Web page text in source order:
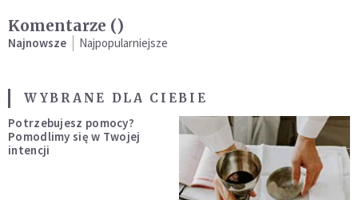
Komentarze ()
Najnowsze Najpopularniejsze
WYBRANE DLA CIEBIE
Potrzebujesz pomocy?
Pomodlimy się w Twojej
intencji